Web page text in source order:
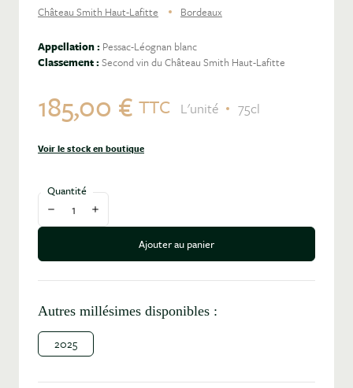
Château Smith Haut-Lafitte Bordeaux
Appellation : Pessac-Léognan blanc
Classement :Second vin du Château Smith Haut-Lafitte
185,00 € TTC L'unité 75cl
Voir le stock en boutique
Quantité
Diminuer la quantité
Augmenter la quantité
Ajouter au panier
Autres millésimes disponibles :
2025